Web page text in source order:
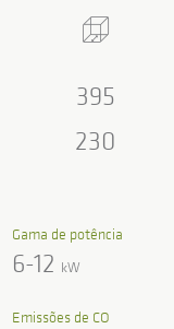
395
230
Gama de potência
6-12 kW
Emissões de CO